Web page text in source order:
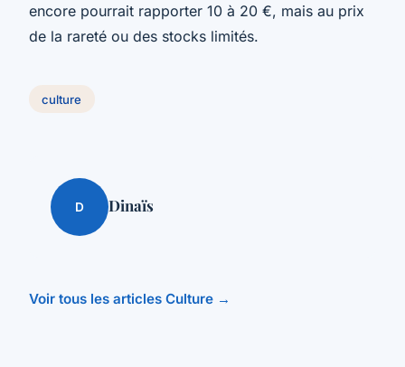
encore pourrait rapporter 10 à 20 €, mais au prix
de la rareté ou des stocks limités.
culture
D Dinaïs
Voir tous les articles Culture →